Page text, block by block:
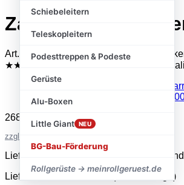
Schiebeleitern
Teleskopleitern
Podesttreppen & Podeste
Gerüste
Alu-Boxen
Little Giant NEU
BG-Bau-Förderung
Rollgerüste → meinrollgeruest.de
Zarges –
Art.-Nr.: ZargEisHlst45pd · Original-
★★★★★
✓ Geprüfte
268,00 283,00€ inkl. MwSt.
zzgl. Versandkosten
Lieferzeit 2–5 Werktage ·
Lieferzeit:sofort lieferbar (2-5 Werktage)